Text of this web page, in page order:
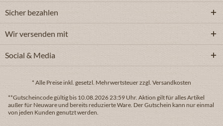
Sicher bezahlen
Wir versenden mit
Social & Media
* Alle Preise inkl. gesetzl. Mehrwertsteuer zzgl. Versandkosten
**Gutscheincode gültig bis 10.08.2026 23:59 Uhr. Aktion gilt für alles Artikel
außer für Neuware und bereits reduzierte Ware. Der Gutschein kann nur einmal
von jeden Kunden genutzt werden.